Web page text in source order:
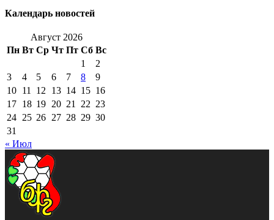
Календарь новостей
Август 2026
Пн Вт Ср Чт Пт Сб Вс
1
2
3
4 5 6 7 8
9
10 11 12 13 14 15 16
17 18 19 20 21 22 23
24 25 26 27 28 29 30
31
« Июл